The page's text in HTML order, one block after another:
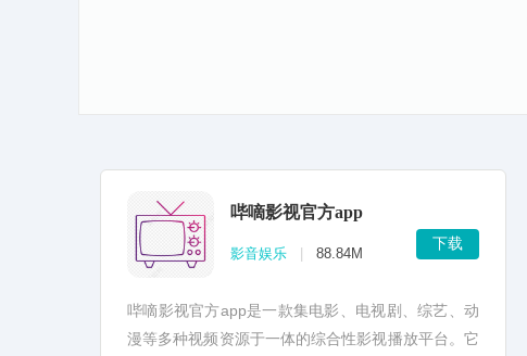
哔嘀影视官方app
影音娱乐 88.84M
下载
哔嘀影视官方app是一款集电影、电视剧、综艺、动
漫等多种视频资源于一体的综合性影视播放平台。它